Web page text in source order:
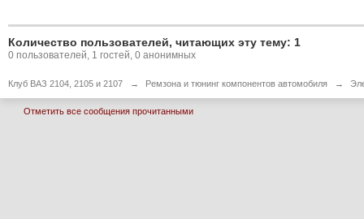
Количество пользователей, читающих эту тему: 1
0 пользователей, 1 гостей, 0 анонимных
Клуб ВАЗ 2104, 2105 и 2107 → Ремзона и тюнинг компонентов автомобиля →
Отметить все сообщения прочитанными